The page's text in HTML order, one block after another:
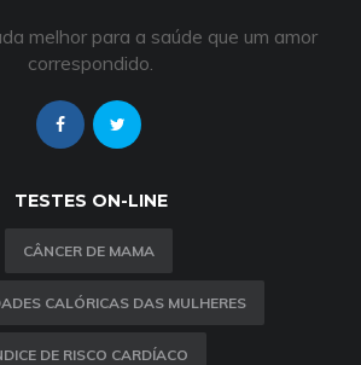
melhor para a saúde que um amor
correspondido.
TESTES ON-LINE
CÂNCER DE MAMA
CALÓRICAS DAS MULHERES
DE RISCO CARDÍACO